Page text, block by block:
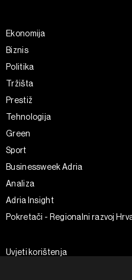
Ekonomija
Biznis
Politika
Tržišta
Prestiž
Tehnologija
Green
Sport
Businessweek Adria
Analiza
Adria Insight
Pokretači - Regionalni razvoj
Uvjeti korištenja